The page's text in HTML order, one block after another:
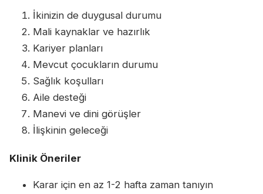
İkinizin de duygusal durumu
Mali kaynaklar ve hazırlık
Kariyer planları
Mevcut çocukların durumu
Sağlık koşulları
Aile desteği
Manevi ve dini görüşler
İlişkinin geleceği
Klinik Öneriler
Karar için en az 1-2 hafta zaman tanıyın